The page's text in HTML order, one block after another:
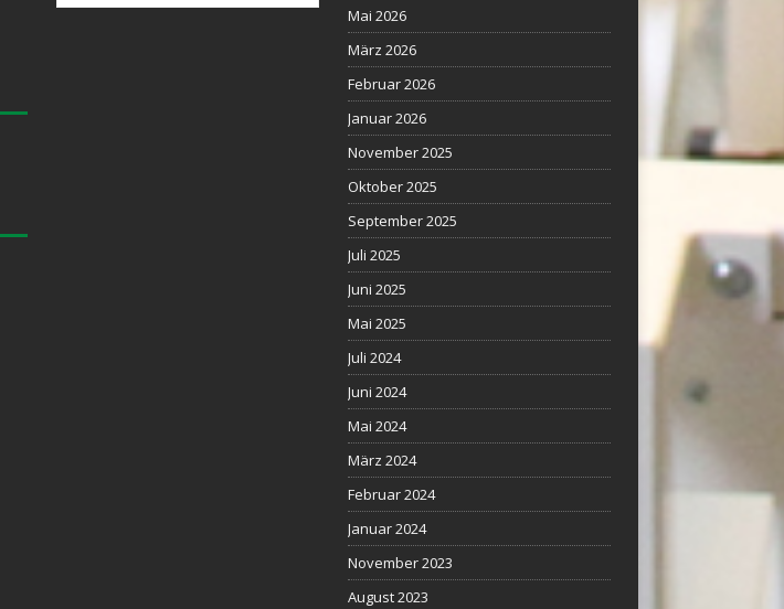
Mai 2026
März 2026
Februar 2026
Januar 2026
November 2025
Oktober 2025
September 2025
Juli 2025
Juni 2025
Mai 2025
Juli 2024
Juni 2024
Mai 2024
März 2024
Februar 2024
Januar 2024
November 2023
August 2023